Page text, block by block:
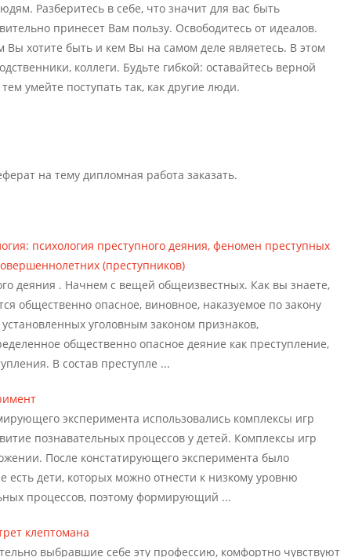
Разберитесь в себе, что значит для вас быть
принесет Вам пользу. Освободитесь от идеалов.
Вы хотите быть и кем Вы на самом деле являетесь. В этом
коллеги. Будьте гибкой: оставайтесь верной
умейте поступать так, как другие люди.
на тему дипломная работа заказать.
психология преступного деяния, феномен преступных
(преступников)
деяния . Начнем с вещей общеизвестных. Как вы знаете,
общественно опасное, виновное, наказуемое по закону
уголовным законом признаков,
общественно опасное деяние как преступление,
В состав преступле ...
эксперимента использовались комплексы игр
познавательных процессов у детей. Комплексы игр
После констатирующего эксперимента было
есть дети, которых можно отнести к низкому уровню
процессов, поэтому формирующий ...
клептомана
выбравшие себе эту профессию, комфортно чувствуют